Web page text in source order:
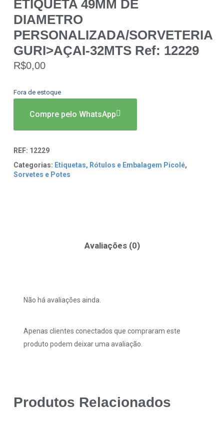
ETIQUETA 49MM DE
DIAMETRO
PERSONALIZADA/SORVETERIA
GURI>AÇAI-32MTS Ref: 12229
R$0,00
Fora de estoque
Compre pelo WhatsApp
REF: 12229
Categorias: Etiquetas, Rótulos e Embalagem Picolé,
Sorvetes e Potes
Avaliações (0)
Não há avaliações ainda.
Apenas clientes conectados que compraram este
produto podem deixar uma avaliação.
Produtos Relacionados